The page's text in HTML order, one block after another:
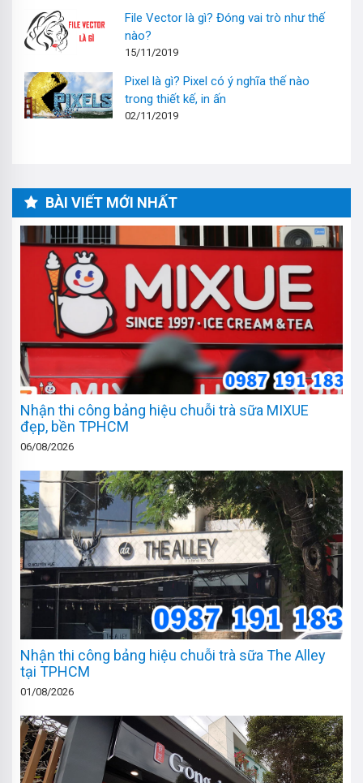
File Vector là gì? Đóng vai trò như thế
nào?
15/11/2019
Pixel là gì? Pixel có ý nghĩa thế nào
trong thiết kế, in ấn
02/11/2019
BÀI VIẾT MỚI NHẤT
Nhận thi công bảng hiệu chuỗi trà sữa MIXUE
đẹp, bền TPHCM
06/08/2026
Nhận thi công bảng hiệu chuỗi trà sữa The Alley
tại TPHCM
01/08/2026